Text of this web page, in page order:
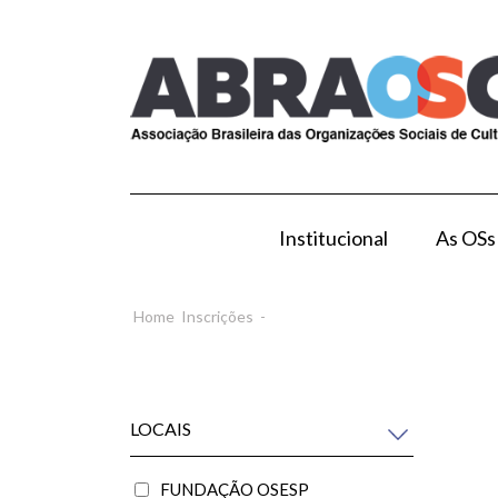
Institucional As OSs
Home Inscrições -
LOCAIS
FUNDAÇÃO OSESP